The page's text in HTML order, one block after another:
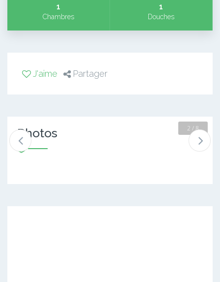
1
Chambres
1
Douches
J'aime Partager
Photos 2 / 8